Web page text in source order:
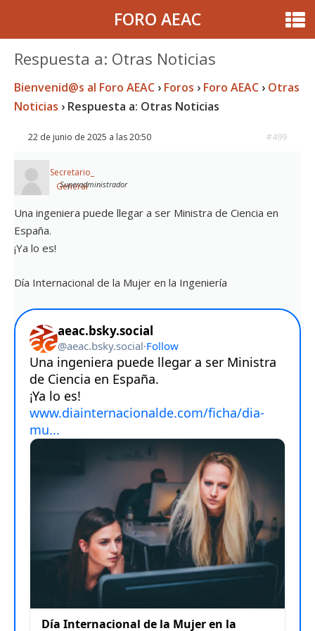
FORO AEAC
Respuesta a: Otras Noticias
Bienvenid@s al Foro AEAC › Foros › Foro AEAC › Otras
Noticias › Respuesta a: Otras Noticias
22 de junio de 2025 a las 20:50 #499
Secretario_
General
Superadministrador
Una ingeniera puede llegar a ser Ministra de Ciencia en
España.
¡Ya lo es!
Día Internacional de la Mujer en la Ingeniería